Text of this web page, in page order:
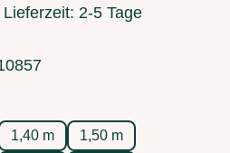
2-5 Tage
1,40 m
1,50 m